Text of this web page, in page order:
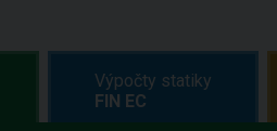
Výpočty statiky
FIN EC